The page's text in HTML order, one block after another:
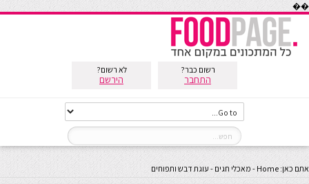
��
רשום כבר?
התחבר
לא רשום?
הירשם
אתם כאן: Home
- מאכלי חגים - עוגת דבש ותפוחים